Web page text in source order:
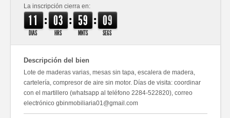
La inscripción cierra en:
11
DIAS
: 03
HRS
: 59
MNTS
: 08
9
SEGS
Descripción del bien
Lote de maderas varias, mesas sin tapa, escalera de madera,
cartelería, compresor de aire sin motor. Días de visita: coordinar
con el martillero (whatsapp al teléfono 2284-522820), correo
electrónico gbinmobiliaria01@gmail.com